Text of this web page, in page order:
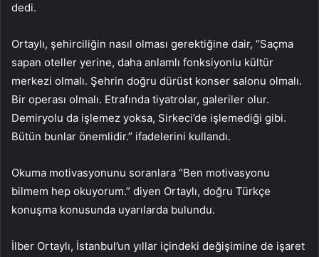
dedi.
Ortaylı, şehirciliğin nasıl olması gerektiğine dair, “Saçma
sapan oteller yerine, daha anlamlı fonksiyonlu kültür
merkezi olmalı. Şehrin doğru dürüst konser salonu olmalı.
Bir operası olmalı. Etrafında tiyatrolar, galeriler olur.
Demiryolu da işlemez yoksa, Sirkeci’de işlemediği gibi.
Bütün bunlar önemlidir.” ifadelerini kullandı.
Okuma motivasyonunu soranlara “Ben motivasyonu
bilmem hep okuyorum.” diyen Ortaylı, doğru Türkçe
konuşma konusunda uyarılarda bulundu.
İlber Ortaylı, İstanbul’un yıllar içindeki değişimine de işaret